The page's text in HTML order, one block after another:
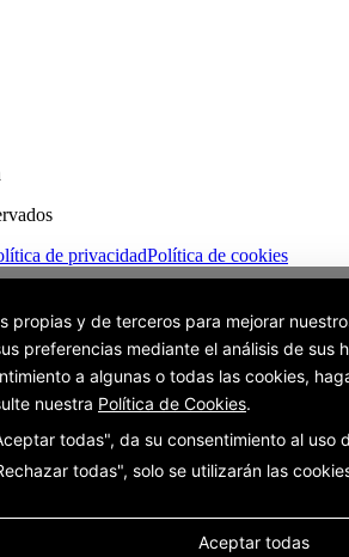
de privacidadPolítica de cookies
propias y de terceros para mejorar
preferencias mediante el análisis de sus
a algunas o todas las cookies,
nuestra Política de Cookies.
todas", da su consentimiento al uso
todas", solo se utilizarán las
Aceptar todas